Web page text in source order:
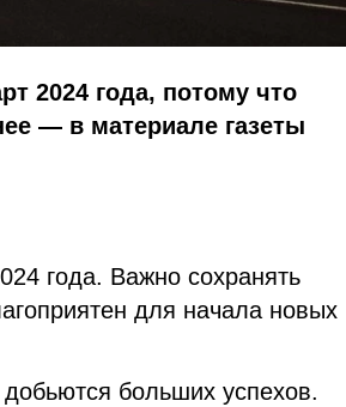
2024 года, потому что
— в материале газеты
года. Важно сохранять
для начала новых
больших успехов.